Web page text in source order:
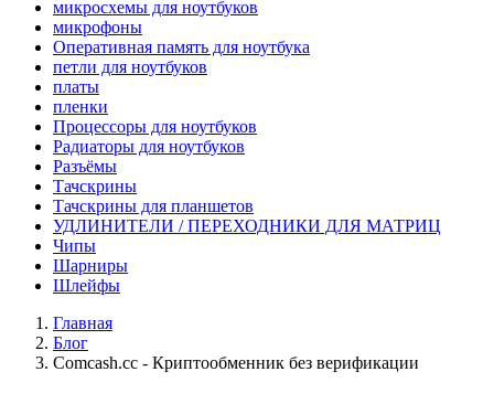
микросхемы для ноутбуков
микрофоны
Оперативная память для ноутбука
петли для ноутбуков
платы
пленки
Процессоры для ноутбуков
Радиаторы для ноутбуков
Разъёмы
Тачскрины
Тачскрины для планшетов
УДЛИНИТЕЛИ / ПЕРЕХОДНИКИ ДЛЯ МАТРИЦ
Чипы
Шарниры
Шлейфы
Главная
Блог
Comcash.cc - Криптообменник без верификации